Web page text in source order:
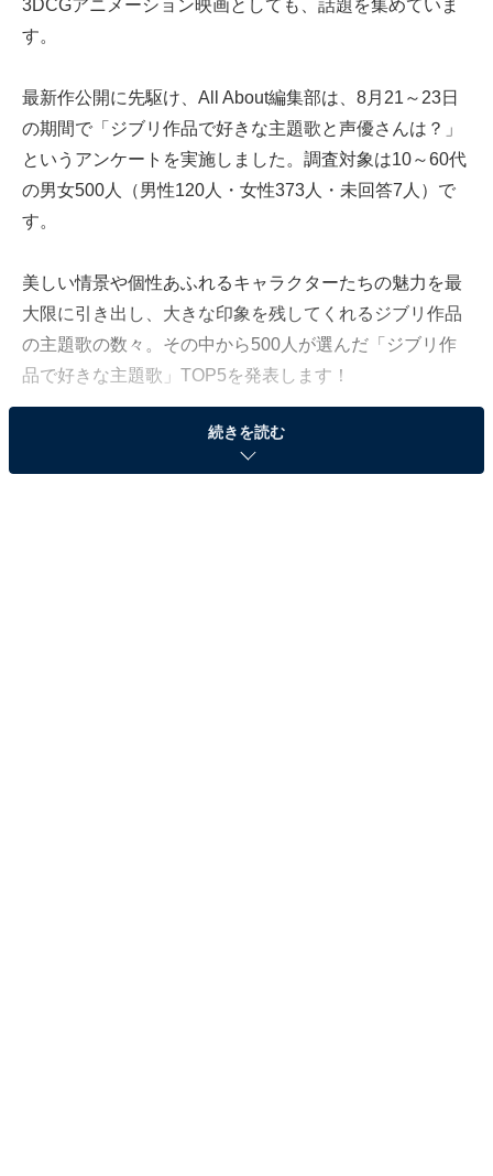
3DCGアニメーション映画としても、話題を集めていま
す。
最新作公開に先駆け、All About編集部は、8月21～23日
の期間で「ジブリ作品で好きな主題歌と声優さんは？」
というアンケートを実施しました。調査対象は10～60代
の男女500人（男性120人・女性373人・未回答7人）で
す。
美しい情景や個性あふれるキャラクターたちの魅力を最
大限に引き出し、大きな印象を残してくれるジブリ作品
の主題歌の数々。その中から500人が選んだ「ジブリ作
品で好きな主題歌」TOP5を発表します！
第5位：ルージュの伝言／『魔女の宅急便』（89
続きを読む